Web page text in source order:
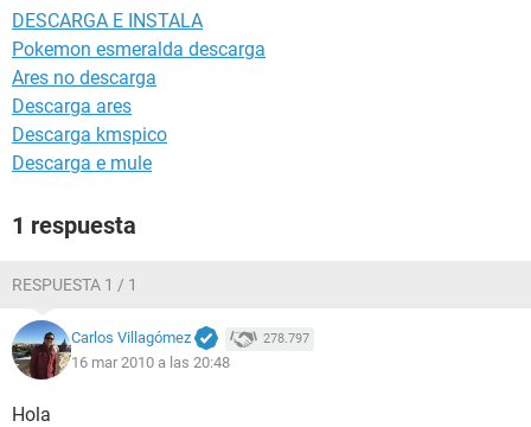
DESCARGA E INSTALA
Pokemon esmeralda descarga
Ares no descarga
Descarga ares
Descarga kmspico
Descarga e mule
1 respuesta
RESPUESTA 1 / 1
Carlos Villagómez 278.797
16 mar 2010 a las 20:48
Hola